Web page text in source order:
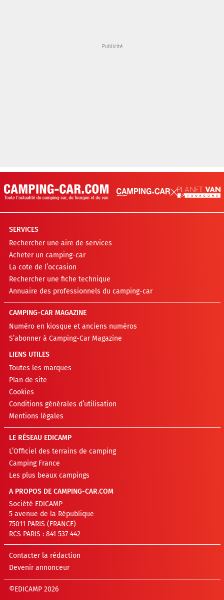
SERVICES
Rechercher une aire de services
Acheter un camping-car
La cote de l’occasion
Rechercher une fiche technique
Annuaire des professionnels du camping-car
CAMPING-CAR MAGAZINE
Numéro en kiosque et anciens numéros
S’abonner à Camping-Car Magazine
LIENS UTILES
Toutes les marques
Plan de site
Cookies
Conditions générales d’utilisation
Mentions légales
LE RÉSEAU EDICAMP
L’Officiel des terrains de camping
Camping France
Les plus beaux campings
A PROPOS DE CAMPING-CAR.COM
Société EDICAMP
5 avenue de la République
75011 PARIS (FRANCE)
RCS PARIS : 841 537 442
Contacter la rédaction
Devenir annonceur
©EDICAMP 2026